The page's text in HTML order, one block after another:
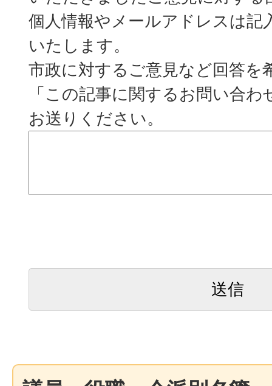
個人情報やメールアドレスは記
いたします。
市政に対するご意見など回答を
「この記事に関するお問い合
お送りください。